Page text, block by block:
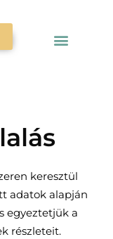
keresztül
adatok alapján
egyeztetjük a
részleteit.